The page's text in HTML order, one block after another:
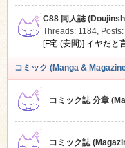
C88 同人誌
Threads: 1184,
[F宅 (安間)] イヤだと
コミック (Manga &
コミック誌 分章
コミック誌